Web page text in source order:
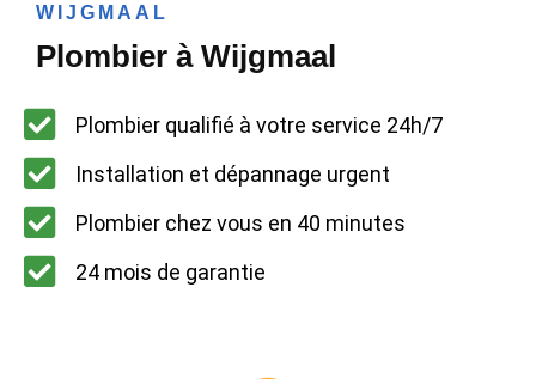
WIJGMAAL
Plombier à Wijgmaal
Plombier qualifié à votre service 24h/7
Installation et dépannage urgent
Plombier chez vous en 40 minutes
24 mois de garantie